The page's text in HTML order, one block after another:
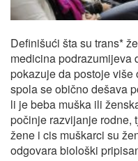
Definišući šta su trans*
medicina podrazumijeva
pokazuje da postoje
spola se obično dešava
li je beba muška ili
počinje razvijanje rodne,
žene i cis muškarci su
odgovara biološki